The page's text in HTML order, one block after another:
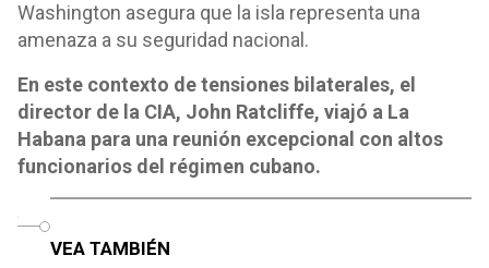
Washington asegura que la isla representa una
amenaza a su seguridad nacional.
En este contexto de tensiones bilaterales, el
director de la CIA, John Ratcliffe, viajó a La
Habana para una reunión excepcional con altos
funcionarios del régimen cubano.
VEA TAMBIÉN